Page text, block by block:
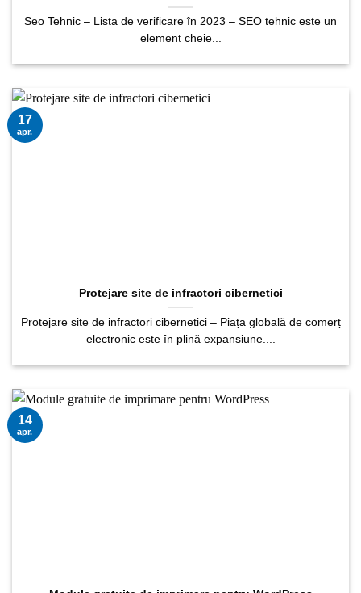
Seo Tehnic – Lista de verificare în 2023 – SEO tehnic este un
element cheie...
Protejare site de infractori cibernetici
Protejare site de infractori cibernetici – Piața globală de comerț
electronic este în plină expansiune....
17
apr.
14
apr.